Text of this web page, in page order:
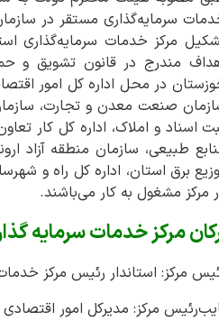
سرمایه‌گذاری مستقر در
مرکز خدمات سرمایه‌گذاری
مندرج در قانون تشویق و
در محل اداره کل امور
صنعت معدن و تجارت،
اسناد و املاک، اداره کل کار
طبیعی، سازمان منطقه آزاد
برق استان، اداره کل راه و
مرکز مشغول به کار می‌باشند.
مرکز خدمات سرمایه
مرکز: استاندار رئیس مرکز
مرکز: مدیرکل امور